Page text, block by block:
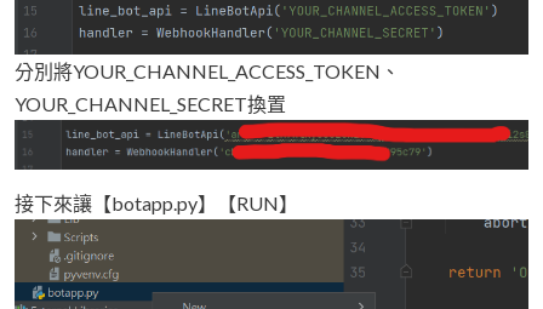
分別將YOUR_CHANNEL_ACCESS_TOKEN、
YOUR_CHANNEL_SECRET換置
接下來讓【botapp.py】【RUN】